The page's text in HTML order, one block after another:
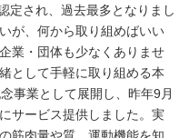
定され、過去最多となりまし
が、何から取り組めばいい
業・団体も少なくありませ
として手軽に取り組める本
事業として展開し、昨年9月
サービス提供しました。実